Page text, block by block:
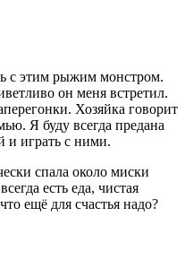
с этим рыжим монстром.
он меня встретил.
Хозяйка говорит
Я буду всегда предана
и играть с ними.
спала около миски
есть еда, чистая
ещё для счастья надо?